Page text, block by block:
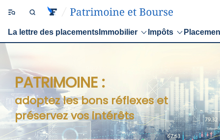
La lettre des placements Immobilier Impôts
PATRIMOINE :
adoptez les bons réflexes et
préservez vos intérêts